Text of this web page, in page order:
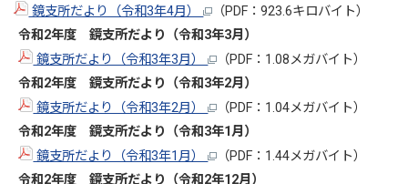
鏡支所だより（令和3年4月）
（PDF：923.6キロバイト）
令和2年度 鏡支所だより（令和3年3月 ）
鏡支所だより（令和3年3月）
（PDF：1.08メガバイト）
令和2年度 鏡支所だより（令和3年2月 ）
鏡支所だより（令和3年2月）
（PDF：1.04メガバイト）
令和2年度 鏡支所だより（令和3年1月 ）
鏡支所だより（令和3年1月）
（PDF：1.44メガバイト）
令和2年度 鏡支所だより（令和2年12月 ）